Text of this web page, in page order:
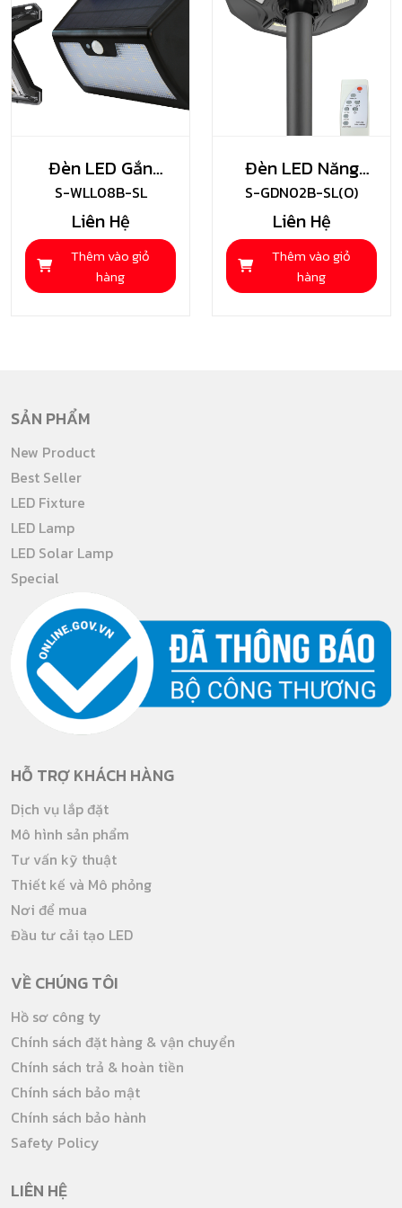
Đèn LED Gắn
Tường Năng
Lượng Mặt Trời
Shining
S-WLL08B-SL
Liên Hệ
Thêm vào giỏ
hàng
Đèn LED Năng
Lượng Mặt Trời
Sân Vườn UFO
150w Shining
S-GDN02B-SL(O)
Liên Hệ
Thêm vào giỏ
hàng
SẢN PHẨM
New Product
Best Seller
LED Fixture
LED Lamp
LED Solar Lamp
Special
HỖ TRỢ KHÁCH HÀNG
Dịch vụ lắp đặt
Mô hình sản phẩm
Tư vấn kỹ thuật
Thiết kế và Mô phỏng
Nơi để mua
Đầu tư cải tạo LED
VỀ CHÚNG TÔI
Hồ sơ công ty
Chính sách đặt hàng & vận chuyển
Chính sách trả & hoàn tiền
Chính sách bảo mật
Chính sách bảo hành
Safety Policy
LIÊN HỆ